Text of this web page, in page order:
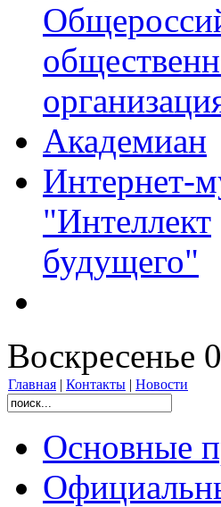
Академиан
Интернет-
"Интеллект
будущего"
Воскресенье
Главная | Контакты | Новости
Основные